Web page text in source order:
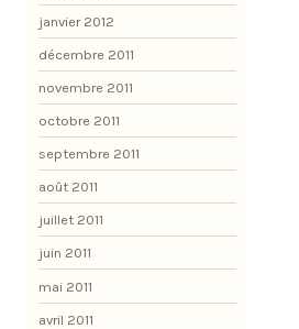
janvier 2012
décembre 2011
novembre 2011
octobre 2011
septembre 2011
août 2011
juillet 2011
juin 2011
mai 2011
avril 2011